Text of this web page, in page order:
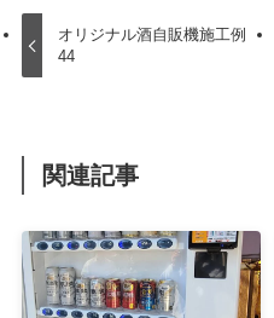
オリジナル酒自販機施工例
44
関連記事